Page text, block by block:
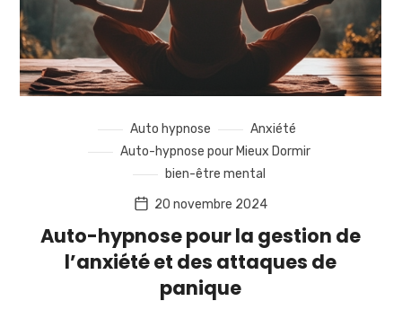
Auto hypnose
Anxiété
Auto-hypnose pour Mieux Dormir
bien-être mental
20 novembre 2024
Auto-hypnose pour la gestion de
l’anxiété et des attaques de
panique